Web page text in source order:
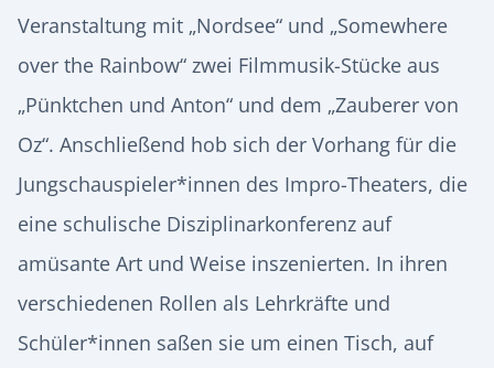
Veranstaltung mit „Nordsee“ und „Somewhere
over the Rainbow“ zwei Filmmusik-Stücke aus
„Pünktchen und Anton“ und dem „Zauberer von
Oz“. Anschließend hob sich der Vorhang für die
Jungschauspieler*innen des Impro-Theaters, die
eine schulische Disziplinarkonferenz auf
amüsante Art und Weise inszenierten. In ihren
verschiedenen Rollen als Lehrkräfte und
Schüler*innen saßen sie um einen Tisch, auf